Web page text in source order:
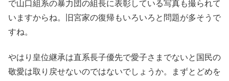
で山口組系の暴力団の組長に表彰している写真も撮られて
いますからね。旧宮家の復帰もいろいろと問題が多そうで
すね。
やはり皇位継承は直系長子優先で愛子さまでないと国民の
敬愛は取り戻せないのではないでしょうか。まずとどめを